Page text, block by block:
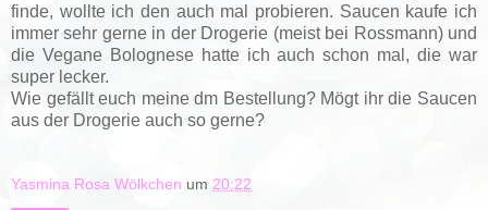
finde, wollte ich den auch mal probieren. Saucen kaufe ich
immer sehr gerne in der Drogerie (meist bei Rossmann) und
die Vegane Bolognese hatte ich auch schon mal, die war
super lecker.
Wie gefällt euch meine dm Bestellung? Mögt ihr die Saucen
aus der Drogerie auch so gerne?
Yasmina Rosa Wölkchen um 20:22